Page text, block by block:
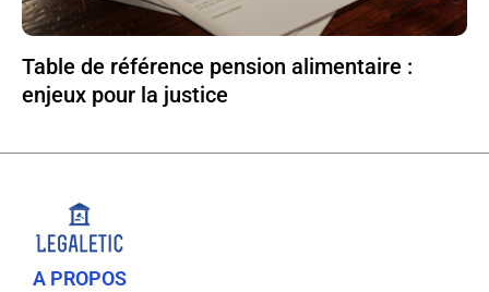
Table de référence pension alimentaire :
enjeux pour la justice
A PROPOS